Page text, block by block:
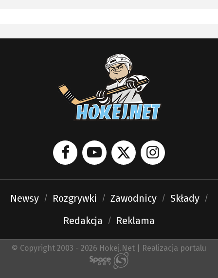
Newsy Rozgrywki Zawodnicy
Składy
Redakcja
Reklama
© Copyright 2003 - 2026 Hokej.Net | Realizacja portalu